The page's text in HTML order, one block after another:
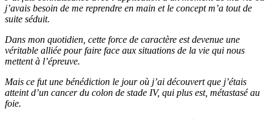
j’avais besoin de me reprendre en main et le concept m’a tout de
suite séduit.
Dans mon quotidien, cette force de caractère est devenue une
véritable alliée pour faire face aux situations de la vie qui nous
mettent à l’épreuve.
Mais ce fut une bénédiction le jour où j’ai découvert que j’étais
atteint d’un cancer du colon de stade IV, qui plus est, métastasé au
foie.